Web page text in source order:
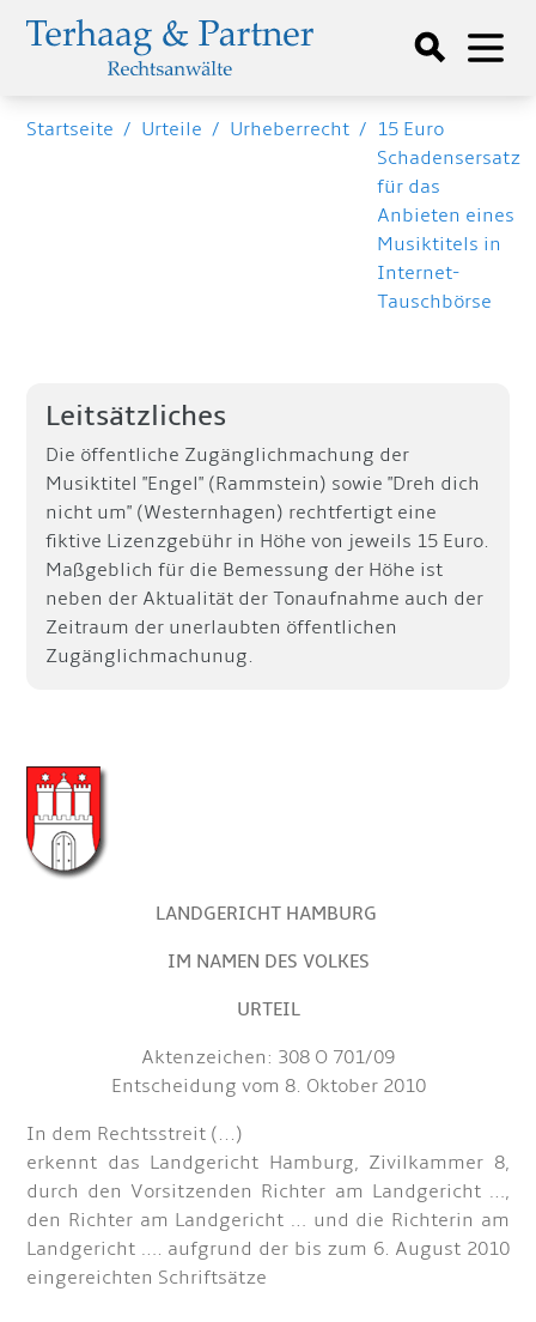
Startseite / Urteile / Urheberrecht / 15 Euro
Schadensersatz
für das
Anbieten eines
Musiktitels in
Internet-
Tauschbörse
Leitsätzliches
Die öffentliche Zugänglichmachung der
Musiktitel "Engel" (Rammstein) sowie "Dreh dich
nicht um" (Westernhagen) rechtfertigt eine
fiktive Lizenzgebühr in Höhe von jeweils 15 Euro.
Maßgeblich für die Bemessung der Höhe ist
neben der Aktualität der Tonaufnahme auch der
Zeitraum der unerlaubten öffentlichen
Zugänglichmachunug.
LANDGERICHT HAMBURG
IM NAMEN DES VOLKES
URTEIL
Aktenzeichen: 308 O 701/09
Entscheidung vom 8. Oktober 2010
In dem Rechtsstreit (...)
erkennt das Landgericht Hamburg, Zivilkammer 8,
durch den Vorsitzenden Richter am Landgericht …,
den Richter am Landgericht … und die Richterin am
Landgericht …. aufgrund der bis zum 6. August 2010
eingereichten Schriftsätze